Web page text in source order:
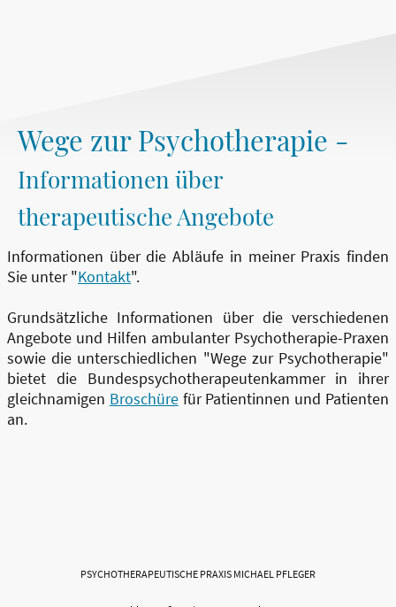
Wege zur Psychotherapie -
Informationen über
therapeutische Angebote
Informationen über die Abläufe in meiner Praxis finden
Sie unter "Kontakt".
Grundsätzliche Informationen über die verschiedenen
Angebote und Hilfen ambulanter Psychotherapie-Praxen
sowie die unterschiedlichen "Wege zur Psychotherapie"
bietet die Bundespsychotherapeutenkammer in ihrer
gleichnamigen Broschürefür Patientinnen und Patienten
an.
PSYCHOTHERAPEUTISCHE PRAXIS MICHAEL PFLEGER